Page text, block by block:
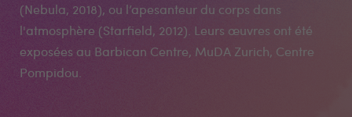
(Nebula, 2018), ou l’apesanteur du corps dans
l'atmosphère (Starfield, 2012). Leurs œuvres ont été
exposées au Barbican Centre, MuDA Zurich, Centre
Pompidou.